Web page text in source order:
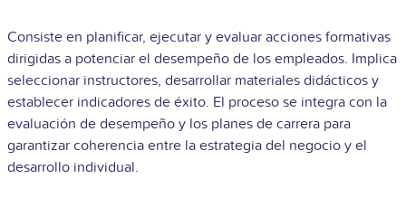
Consiste en planificar, ejecutar y evaluar acciones formativas
dirigidas a potenciar el desempeño de los empleados. Implica
seleccionar instructores, desarrollar materiales didácticos y
establecer indicadores de éxito. El proceso se integra con la
evaluación de desempeño y los planes de carrera para
garantizar coherencia entre la estrategia del negocio y el
desarrollo individual.